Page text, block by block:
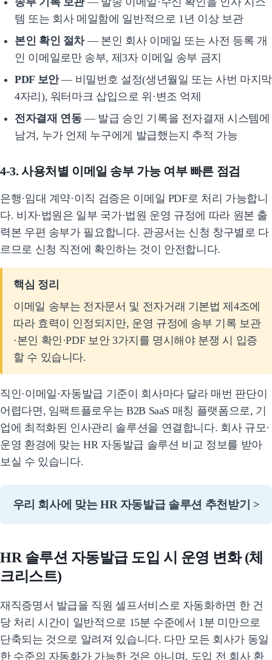
템 또는 회사 메일함에 일반적으로 1년 이상 보관
본인 확인 절차— 본인 회사 이메일 또는 사전 등록 개
인 이메일로만 송부, 제3자 이메일 송부 금지
PDF 보안— 비밀번호 설정(생년월일 또는 사번 마지막
4자리), 워터마크 삽입으로 위·변조 억제
전자결재 연동— 발급 승인 기록을 전자결재 시스템에
남겨, 누가 언제 누구에게 발급했는지 추적 가능
4-3. 사용처별 이메일 송부 가능 여부 빠른 점검
은행·임대 계약·이직 검증은 이메일 PDF로 처리 가능합니
다. 비자·법원은 일부 국가·법원 운영 규정에 따라 원본 출
력본 우편 송부가 필요합니다. 관공서는 신청 창구별로 다
르므로 신청 직전에 확인하는 것이 안전합니다.
핵심 정리
이메일 송부는 전자문서 및 전자거래 기본법 제4조에
따라 효력이 인정되지만, 운영 규정에 송부 기록 보관
·본인 확인·PDF 보안 3가지를 명시해야 분쟁 시 입증
할 수 있습니다.
직인·이메일·자동발급 기준이 회사마다 달라 매번 판단이
어렵다면, 임팩트플로우는 B2B SaaS 매칭 플랫폼으로, 기
업에 최적화된 인사관리 솔루션을 연결합니다. 회사 규모·
운영 환경에 맞는 HR 자동발급 솔루션 비교 정보를 받아
보실 수 있습니다.
우리 회사에 맞는 HR 자동발급 솔루션 추천받기 >
HR 솔루션 자동발급 도입 시 운영 변화 (체
크리스트)
재직증명서 발급을 직원 셀프서비스로 자동화하면 한 건
당 처리 시간이 일반적으로 15분 수준에서 1분 미만으로
단축되는 것으로 알려져 있습니다. 다만 모든 회사가 동일
한 수준의 자동화가 가능한 것은 아니며, 도입 전 회사 환